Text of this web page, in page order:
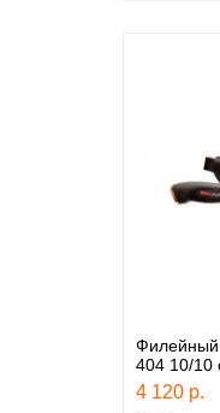
Филейный
404 10/10
4 120 р.